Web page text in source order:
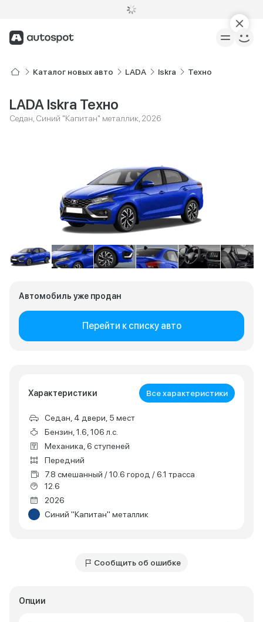
Каталог новых авто LADA Iskra Техно
LADA Iskra Техно
Седан, Синий "Капитан" металлик, 2026
Характеристики Все характеристики
Седан, 4 двери, 5 мест
Бензин, 1.6, 106 л.с.
Механика, 6 ступеней
Передний
7.8 смешанный / 10.6 город / 6.1 трасса
12.6
2026
Синий "Капитан" металлик
Опции
Автомобиль уже продан
Перейти к списку авто
Сообщить об ошибке